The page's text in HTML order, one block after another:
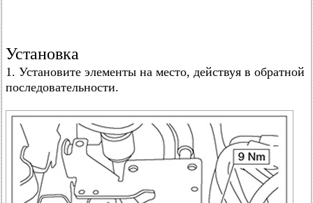
Установка
1. Установите элементы на место, действуя в обратной
последовательности.